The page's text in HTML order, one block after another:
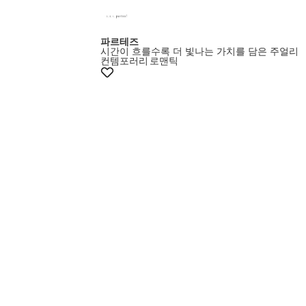
파르테즈
시간이 흐를수록 더 빛나는 가치를 담은 주얼리
컨템포러리 로맨틱